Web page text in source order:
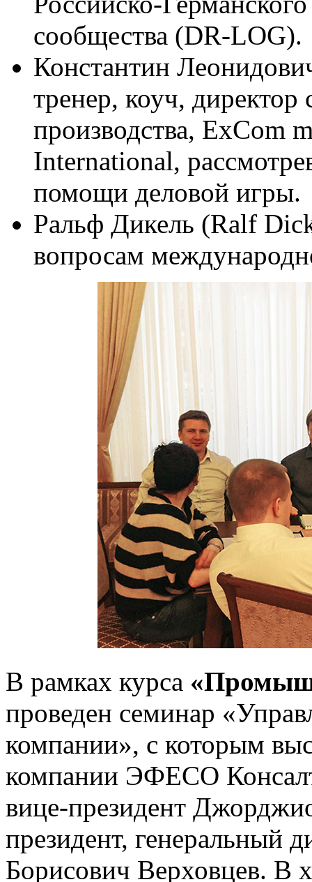
сообщества (DR-LOG).
Константин
тренер, коуч,
производства, ExCom
International,
помощи деловой игры.
Ральф Дикель (Ralf
вопросам
В рамках курса
проведен семинар
компании», с которым
компании ЭФЕСО
вице-президент
президент,
Борисович Верховцев. В